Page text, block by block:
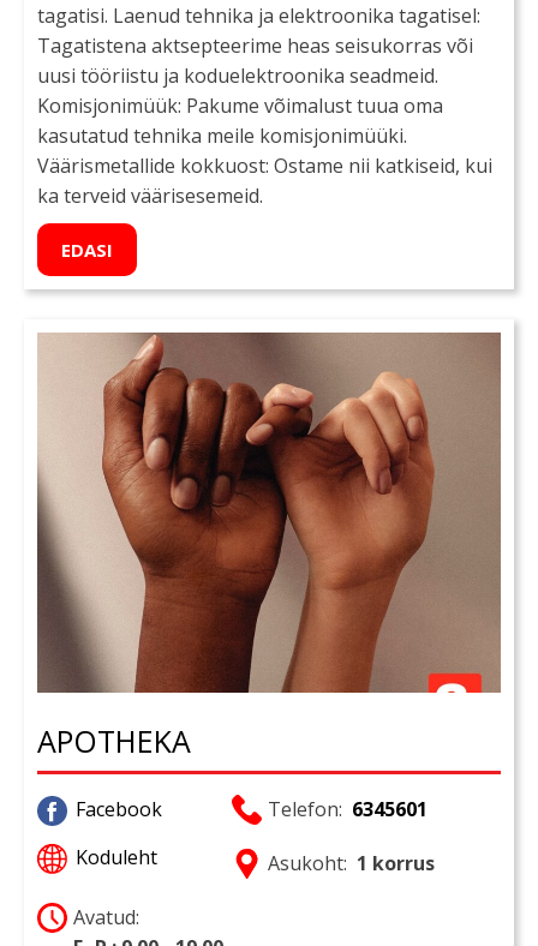
tagatisi. Laenud tehnika ja elektroonika tagatisel:
Tagatistena aktsepteerime heas seisukorras või
uusi tööriistu ja koduelektroonika seadmeid.
Komisjonimüük: Pakume võimalust tuua oma
kasutatud tehnika meile komisjonimüüki.
Väärismetallide kokkuost: Ostame nii katkiseid, kui
ka terveid väärisesemeid.
EDASI
APOTHEKA
Facebook
Koduleht
Telefon: 6345601
Asukoht: 1 korrus
Avatud: